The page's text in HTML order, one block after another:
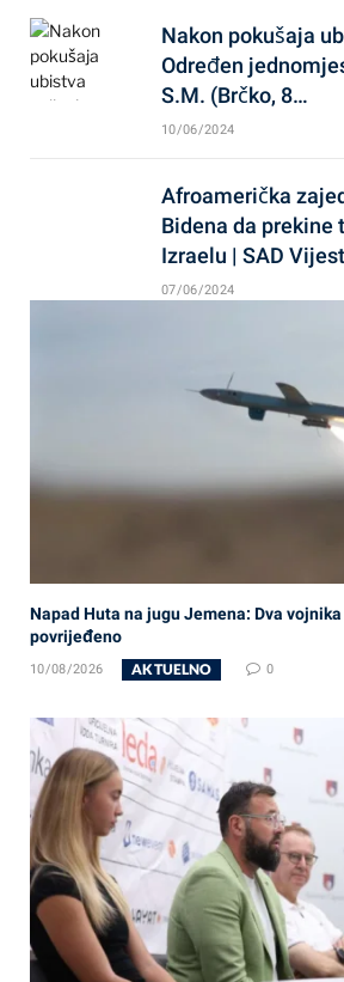
Nakon pokušaja
Određen
S.M. (Brčko, 8…
10/06/2024
Afroamerička
Bidena da prekine
Izraelu | SAD
07/06/2024
Napad Huta na jugu Jemena: Dva
povrijeđeno
10/08/2026 AKTUELNO 0